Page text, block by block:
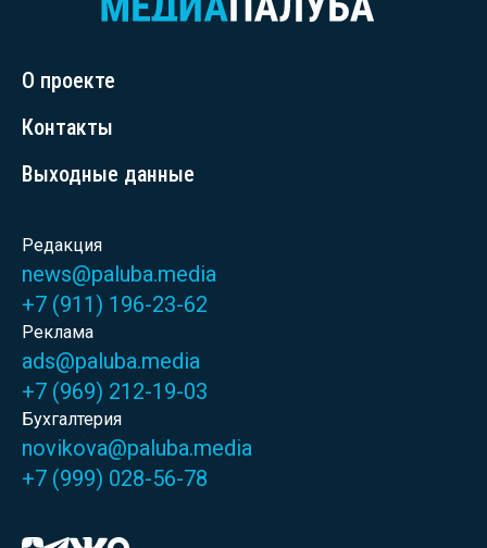
О проекте
Контакты
Выходные данные
Редакция
news@paluba.media
+7 (911) 196-23-62
Реклама
ads@paluba.media
+7 (969) 212-19-03
Бухгалтерия
novikova@paluba.media
+7 (999) 028-56-78